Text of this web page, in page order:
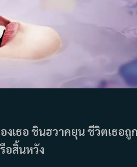
เธอ ชินฮวาคยุน ชีวิตเธอถู
อสิ้นหวัง